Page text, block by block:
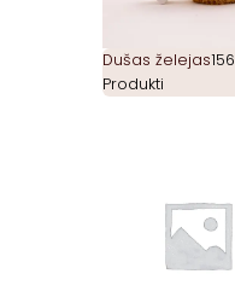
Dušas želejas156
Produkti